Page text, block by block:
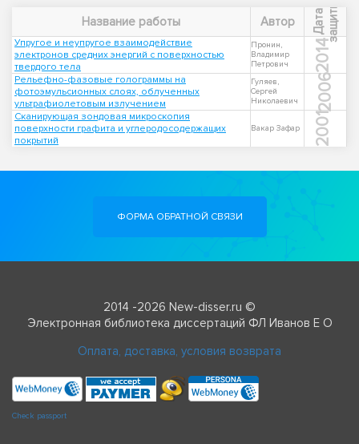
Название работы Автор Д
а
т
а
з
а
щ
и
т ы
Упругое и неупругое взаимодействие
электронов средних энергий с поверхностью
твердого тела
Пронин,
Владимир
Петрович
2014
Рельефно-фазовые голограммы на
фотоэмульсионных слоях, облученных
ультрафиолетовым излучением
Гуляев,
Сергей
Николаевич
2006
Сканирующая зондовая микроскопия
поверхности графита и углеродосодержащих
покрытий
Вакар Зафар 2001
ФОРМА ОБРАТНОЙ СВЯЗИ
2014 -2026 New-disser.ru ©
Электронная библиотека диссертаций ФЛ Иванов Е О
Оплата, доставка, условия возврата
Check passport